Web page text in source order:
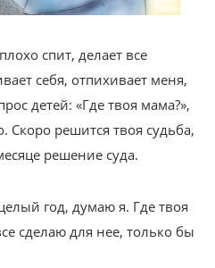
спит, делает все
себя, отпихивает меня,
детей: «Где твоя мама?»,
Скоро решится твоя судьба,
решение суда.
год, думаю я. Где твоя
сделаю для нее, только бы